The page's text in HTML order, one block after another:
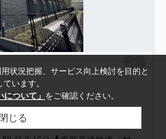
アⅢ
状況把握、サービス向上検討を目的と
います。
ついて」 をご確認ください。
閉じる